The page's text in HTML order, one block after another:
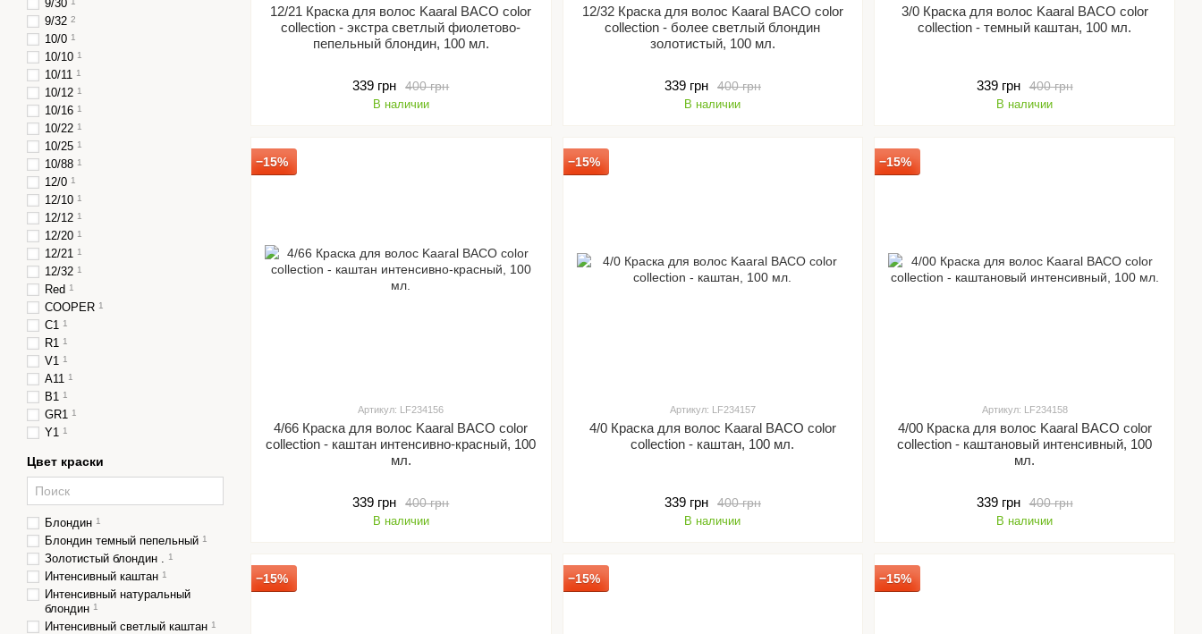
12/21 Краска для волос Kaaral BACO color
collection - экстра светлый фиолетово-
пепельный блондин, 100 мл.
400 грн
339 грн
В наличии
12/32 Краска для волос Kaaral BACO color
collection - более светлый блондин
золотистый, 100 мл.
400 грн
339 грн
В наличии
3/0 Краска для волос Kaaral BACO color
collection - темный каштан, 100 мл.
400 грн
339 грн
В наличии
−15%
Артикул: LF234156
4/66 Краска для волос Kaaral BACO color
collection - каштан интенсивно-красный, 100
мл.
400 грн
339 грн
В наличии
−15%
Артикул: LF234157
4/0 Краска для волос Kaaral BACO color
collection - каштан, 100 мл.
400 грн
339 грн
В наличии
−15%
Артикул: LF234158
4/00 Краска для волос Kaaral BACO color
collection - каштановый интенсивный, 100
мл.
400 грн
339 грн
В наличии
−15% −15% −15%
9/30
9/32 2
10/0 1
10/10 1
10/11 1
10/12 1
10/16 1
10/22 1
10/25 1
10/88 1
12/0 1
12/10 1
12/12 1
12/20 1
12/21 1
12/32 1
Red 1
COOPER 1
C1 1
R1 1
V1 1
А11 1
B1 1
GR1 1
Y1 1
Цвет краски
Блондин 1
Блондин темный пепельный 1
Золотистый блондин . 1
Интенсивный каштан 1
Интенсивный натуральный
блондин 1
Интенсивный светлый каштан 1